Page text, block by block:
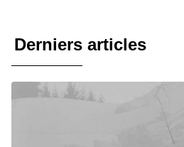
Derniers articles